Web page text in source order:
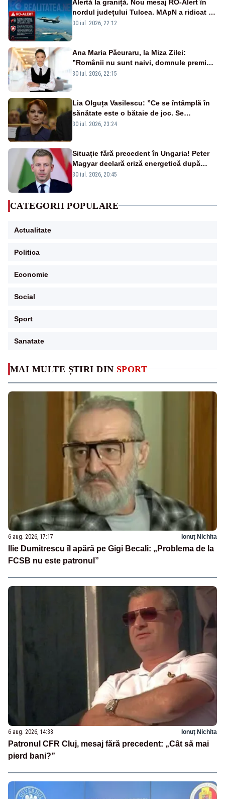
MAI MULTE ȘTIRI DIN SPORT
6 aug. 2026, 17:17 Ionuț Nichita
Ilie Dumitrescu îl apără pe Gigi Becali: „Problema de la
FCSB nu este patronul”
6 aug. 2026, 14:38 Ionuț Nichita
Patronul CFR Cluj, mesaj fără precedent: „Cât să mai
pierd bani?”
Alertă la graniță. Nou mesaj RO-Alert în
nordul județului Tulcea. MApN a ridicat de
la sol două avioane F-16
30 iul. 2026, 22:12
Ana Maria Păcuraru, la Miza Zilei:
”Românii nu sunt naivi, domnule premier
Bolojan”
30 iul. 2026, 22:15
Lia Olguța Vasilescu: ”Ce se întâmplă în
sănătate este o bătaie de joc. Se
guvernează extraordinar de prost”
30 iul. 2026, 23:24
Situație fără precedent în Ungaria! Peter
Magyar declară criză energetică după
oprirea centralei de la Paks
30 iul. 2026, 20:45
CATEGORII POPULARE
Actualitate
Politica
Economie
Social
Sport
Sanatate